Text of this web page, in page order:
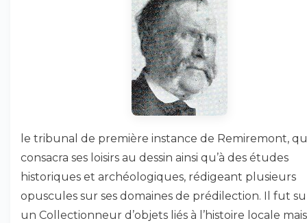
le tribunal de première instance de Remiremont,
consacra ses loisirs au dessin ainsi qu’à des études
historiques et archéologiques, rédigeant plusieurs
opuscules sur ses domaines de prédilection. Il fut
un Collectionneur d’objets liés à l’histoire locale mais